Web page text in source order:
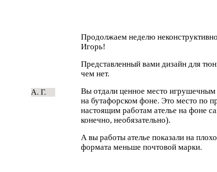
А. Г.
Продолжаем неделю
Игорь!
Представленный вами дизайн для
чем нет.
Вы отдали ценное место
на бутафорском фоне. Это место по
настоящим работам ателье на фоне
конечно, необязательно).
А вы работы ателье показали на
формата меньше почтовой марки.